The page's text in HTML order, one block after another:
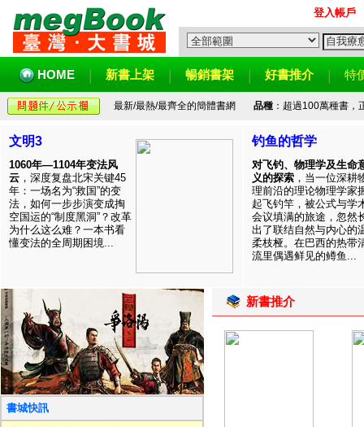
登入帳戶
HOME 新書上架 暢銷書架 好書推介 特
最新/最熱/最齊全的簡體書網 品種：超過100萬種書，
文明3
1060年—1104年变法风
云 ，深度复盘北宋关键45
年：一场名为“救国”的变
法，如何一步步演变成掏
空国运的“制度黑洞”？改革
为什么这么难？一本书看
懂变法的全周期困境...
钓鱼的哲学
对飞钓、物理学及生命
义的探索 ，当一位深耕
理前沿的理论物理学家
起飞钓竿，被公式与学
会议填满的旅途，忽然
出了联结自然与内心的
柔枝桠。在巴西的热带
流里偶遇鲜见的鳟鱼...
書城快訊
新書推介